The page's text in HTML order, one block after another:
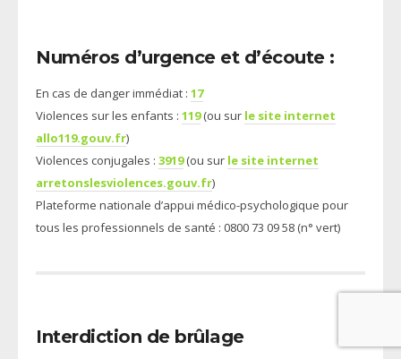
Numéros d’urgence et d’écoute :
En cas de danger immédiat : 17
Violences sur les enfants : 119(ou sur le site internet
allo119.gouv.fr)
Violences conjugales : 3919(ou sur le site internet
arretonslesviolences.gouv.fr)
Plateforme nationale d’appui médico-psychologique pour
tous les professionnels de santé : 0800 73 09 58 (n° vert)
Interdiction de brûlage